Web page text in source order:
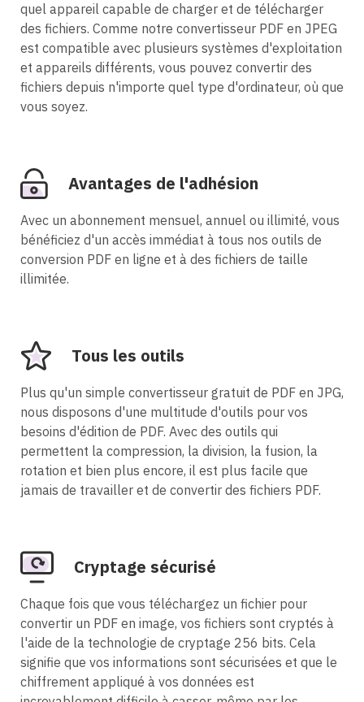
quel appareil capable de charger et de télécharger
des fichiers. Comme notre convertisseur PDF en JPEG
est compatible avec plusieurs systèmes d'exploitation
et appareils différents, vous pouvez convertir des
fichiers depuis n'importe quel type d'ordinateur, où que
vous soyez.
Avantages de l'adhésion
Avec un abonnement mensuel, annuel ou illimité, vous
bénéficiez d'un accès immédiat à tous nos outils de
conversion PDF en ligne et à des fichiers de taille
illimitée.
Tous les outils
Plus qu'un simple convertisseur gratuit de PDF en JPG,
nous disposons d'une multitude d'outils pour vos
besoins d'édition de PDF. Avec des outils qui
permettent la compression, la division, la fusion, la
rotation et bien plus encore, il est plus facile que
jamais de travailler et de convertir des fichiers PDF.
Cryptage sécurisé
Chaque fois que vous téléchargez un fichier pour
convertir un PDF en image, vos fichiers sont cryptés à
l'aide de la technologie de cryptage 256 bits. Cela
signifie que vos informations sont sécurisées et que le
chiffrement appliqué à vos données est